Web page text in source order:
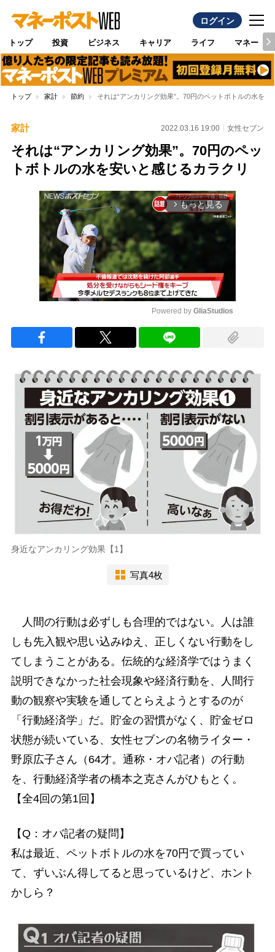
ログイン
トップ 投資 ビジネス キャリア ライフ マネー
トップ 家計 節約 それは“アンカリング効果”。70円のペットボトルの水を安
家計 2022.03.16 19:00 女性セブン
それは“アンカリング効果”。70円のペッ
トボトルの水を安いと感じるカラクリ
arrow_forward_ios もっと見る
Powered by GliaStudios
身近なアンカリング効果【1】
写真4枚
人間の行動は必ずしも合理的ではない。人は誰
しも先入観や思い込みゆえ、正しくない行動をし
てしまうことがある。伝統的な経済学ではうまく
説明できなかった社会現象や経済行動を、人間行
動の観察や実験を通してとらえようとするのが
「行動経済学」だ。貯金の習慣がなく、貯金ゼロ
状態が続いている、女性セブンの名物ライター・
野原広子さん（64才。通称・オバ記者）の行動
を、行動経済学者の橋本之克さんがひもとく。
【全4回の第1回】
【Q：オバ記者の疑問】
私は最近、ペットボトルの水を70円で買ってい
て、ずいぶん得してると思っているけど、ホント
かしら？